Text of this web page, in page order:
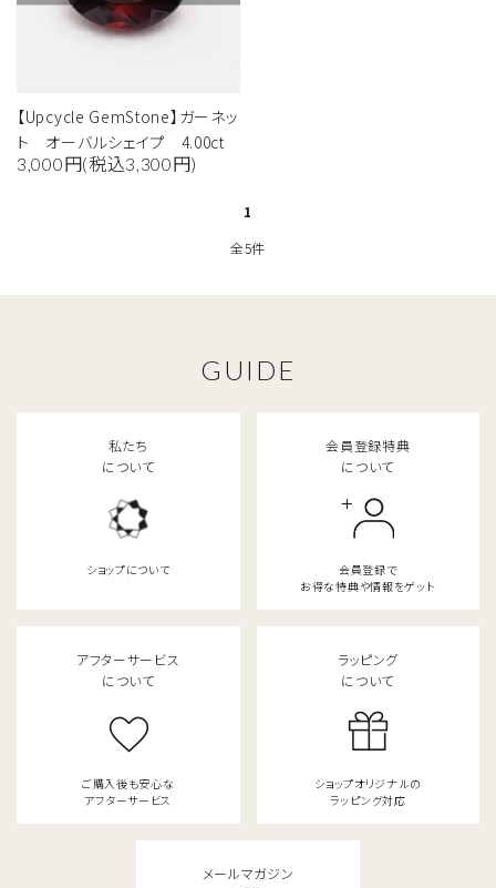
【Upcycle GemStone】ガーネッ
ト オーバルシェイプ 4.00ct
3,000円(税込3,300円)
1
全5件
キーワード
カテゴリー
GUIDE
私たち
について
ショップについて
会員登録特典
について
会員登録で
お得な特典や情報をゲット
アフターサービス
について
ご購入後も安心な
アフターサービス
ラッピング
について
ショップオリジナルの
ラッピング対応
メールマガジン